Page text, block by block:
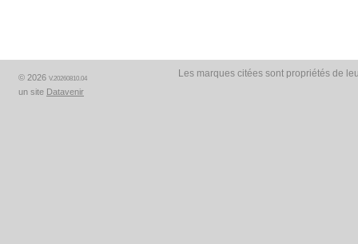
© 2026 V.20260810.04
un site Datavenir
Les marques citées sont propriétés de